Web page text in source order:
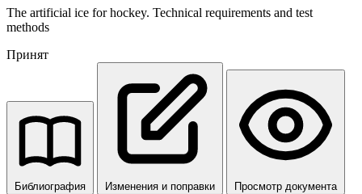
The artificial ice for hockey. Technical requirements and test
methods
Принят
Библиография Изменения и поправки Просмотр документа